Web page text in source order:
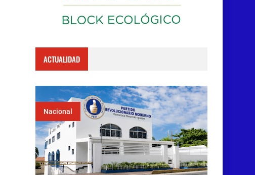
ACTUALIDAD
Nacional